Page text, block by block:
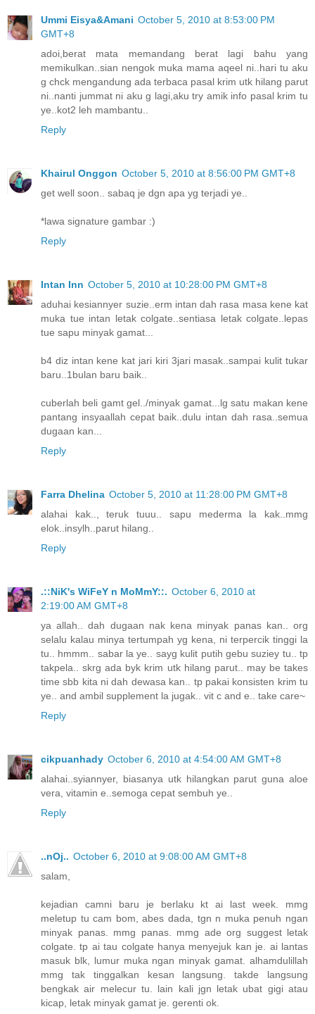
Ummi Eisya&Amani October 5, 2010 at 8:53:00 PM
GMT+8
adoi,berat mata memandang berat lagi bahu yang
memikulkan..sian nengok muka mama aqeel ni..hari tu aku
g chck mengandung ada terbaca pasal krim utk hilang parut
ni..nanti jummat ni aku g lagi,aku try amik info pasal krim tu
ye..kot2 leh mambantu..
Reply
Khairul Onggon October 5, 2010 at 8:56:00 PM GMT+8
get well soon.. sabaq je dgn apa yg terjadi ye..
*lawa signature gambar :)
Reply
Intan Inn October 5, 2010 at 10:28:00 PM GMT+8
aduhai kesiannyer suzie..erm intan dah rasa masa kene kat
muka tue intan letak colgate..sentiasa letak colgate..lepas
tue sapu minyak gamat...
b4 diz intan kene kat jari kiri 3jari masak..sampai kulit tukar
baru..1bulan baru baik..
cuberlah beli gamt gel../minyak gamat...lg satu makan kene
pantang insyaallah cepat baik..dulu intan dah rasa..semua
dugaan kan...
Reply
Farra Dhelina October 5, 2010 at 11:28:00 PM GMT+8
alahai kak.., teruk tuuu.. sapu mederma la kak..mmg
elok..insylh..parut hilang..
Reply
.::NiK's WiFeY n MoMmY::. October 6, 2010 at
2:19:00 AM GMT+8
ya allah.. dah dugaan nak kena minyak panas kan.. org
selalu kalau minya tertumpah yg kena, ni terpercik tinggi la
tu.. hmmm.. sabar la ye.. sayg kulit putih gebu suziey tu.. tp
takpela.. skrg ada byk krim utk hilang parut.. may be takes
time sbb kita ni dah dewasa kan.. tp pakai konsisten krim tu
ye.. and ambil supplement la jugak.. vit c and e.. take care~
Reply
cikpuanhady October 6, 2010 at 4:54:00 AM GMT+8
alahai..syiannyer, biasanya utk hilangkan parut guna aloe
vera, vitamin e..semoga cepat sembuh ye..
Reply
..nOj.. October 6, 2010 at 9:08:00 AM GMT+8
salam,
kejadian camni baru je berlaku kt ai last week. mmg
meletup tu cam bom, abes dada, tgn n muka penuh ngan
minyak panas. mmg panas. mmg ade org suggest letak
colgate. tp ai tau colgate hanya menyejuk kan je. ai lantas
masuk blk, lumur muka ngan minyak gamat. alhamdulillah
mmg tak tinggalkan kesan langsung. takde langsung
bengkak air melecur tu. lain kali jgn letak ubat gigi atau
kicap, letak minyak gamat je. gerenti ok.